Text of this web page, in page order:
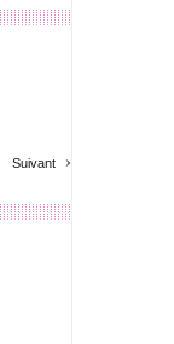
Suivant ›